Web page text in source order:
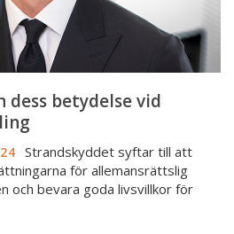
dess betydelse vid
Strandskyddet syftar till att
för allemansrättslig
och bevara goda livsvillkor för